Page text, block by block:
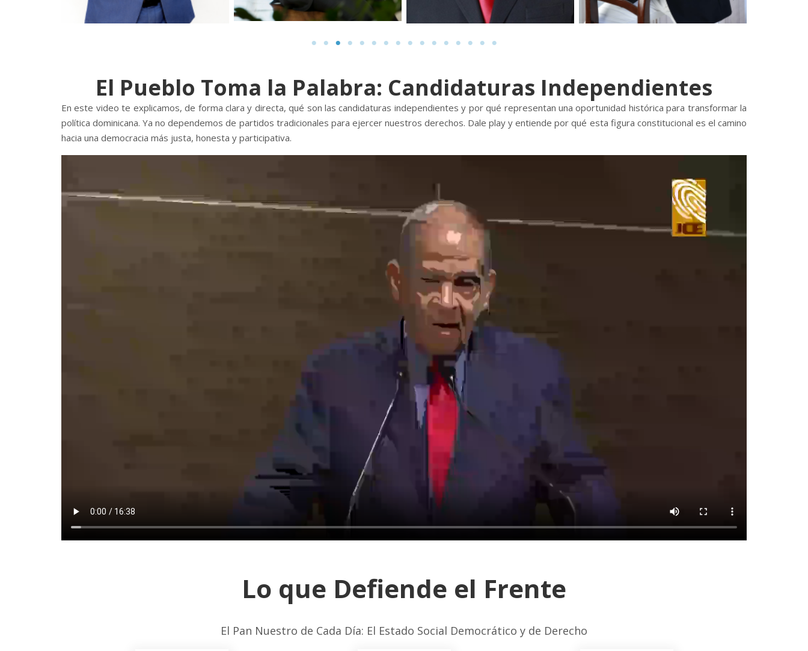
El Pueblo Toma la Palabra: Candidaturas Independientes
En este video te explicamos, de forma clara y directa, qué son las candidaturas independientes y por qué representan una oportunidad histórica para transformar la
política dominicana. Ya no dependemos de partidos tradicionales para ejercer nuestros derechos. Dale play y entiende por qué esta figura constitucional es el camino
hacia una democracia más justa, honesta y participativa.
Lo que Defiende el Frente
El Pan Nuestro de Cada Día: El Estado Social Democrático y de Derecho